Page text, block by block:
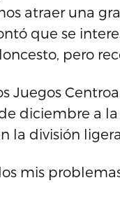
atraer una
que se
pero
Juegos
diciembre a
la división
mis